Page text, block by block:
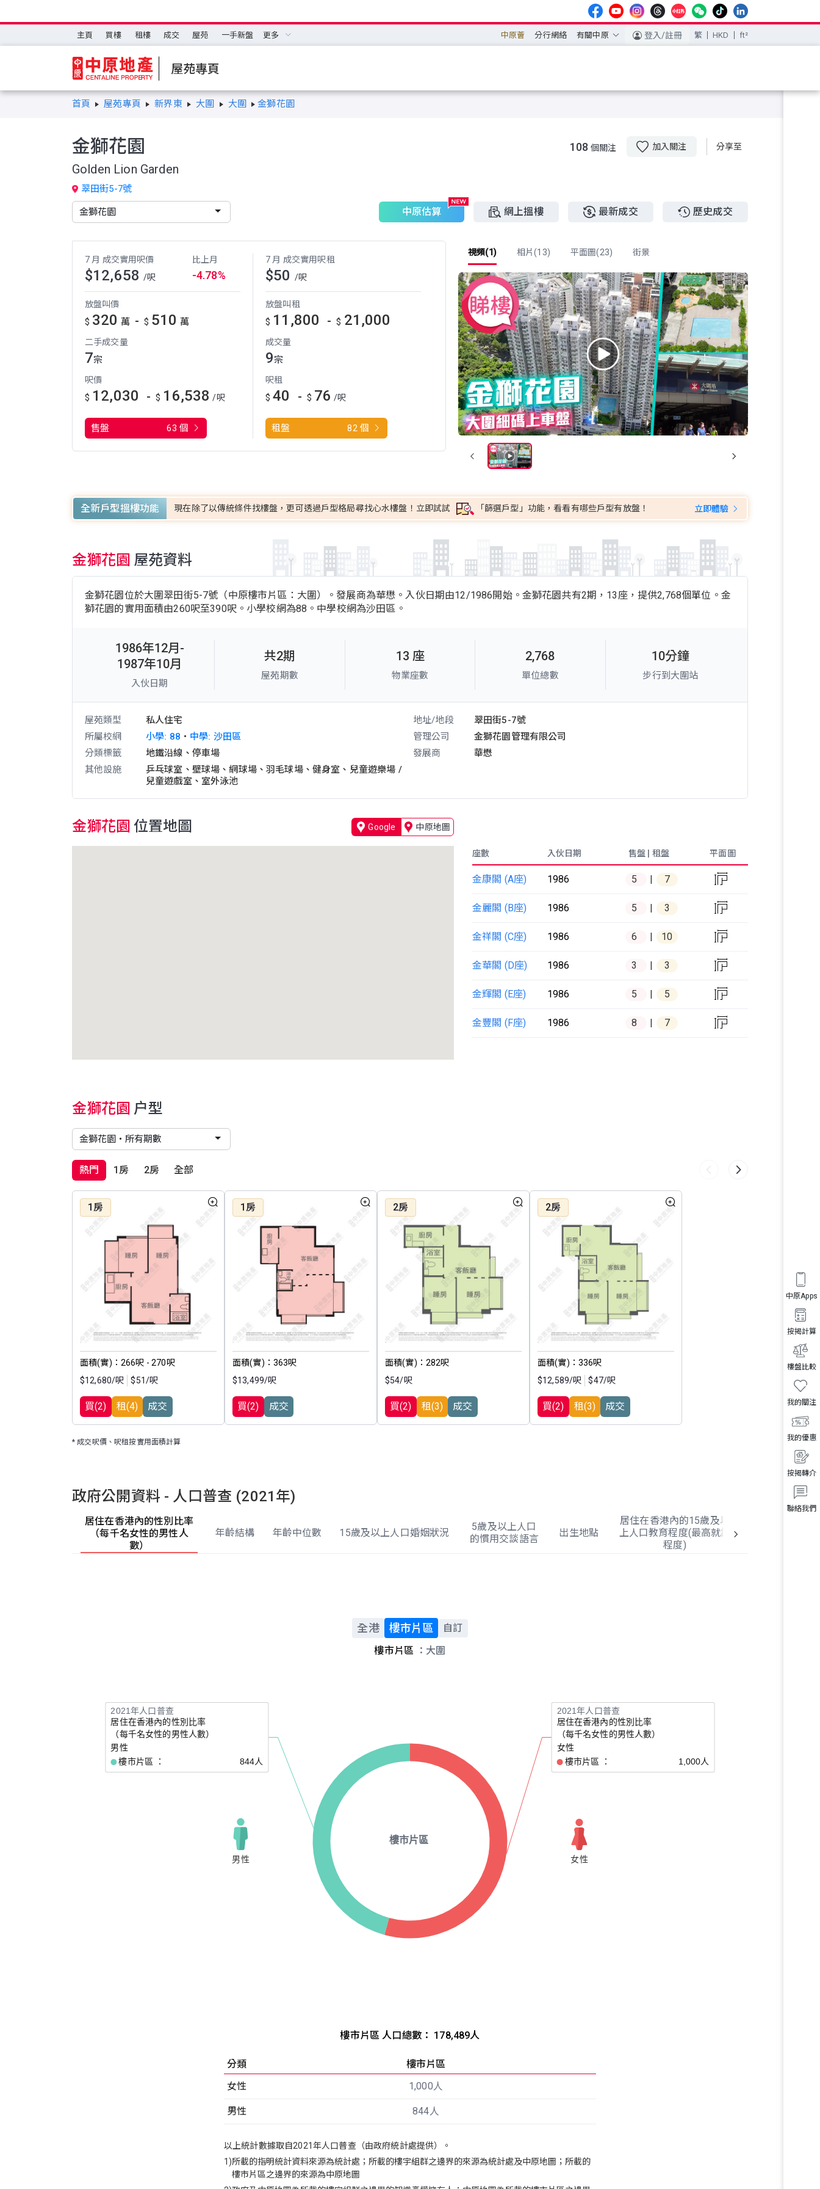
主頁 買樓 租樓 成交 屋苑 一手新盤 更多 中原薈 分行網絡 有關中原 登入/註冊 繁 HKD ft²
屋苑專頁
聯絡我們
按揭轉介
我的優惠
我的關注
樓盤比較
按揭計算
中原Apps
首頁 屋苑專頁 新界東 大圍 大圍 金獅花園
金獅花園
Golden Lion Garden
翠田街5-7號
108 個關注 加入關注 分享至
中原估算 網上搵樓 最新成交 歷史成交
7 月 成交實用呎價
$12,658/呎
比上月
-4.78%
放盤叫價
$ 320 萬 - $ 510 萬
二手成交量
7宗
呎價
$ 12,030 - $ 16,538 /呎
售盤 63 個
7 月 成交實用呎租
$50 /呎
放盤叫租
$ 11,800 - $ 21,000
成交量
9宗
呎租
$ 40 - $ 76 /呎
租盤 82 個
視頻(1) 相片(13) 平面圖(23) 街景
全新戶型搵樓功能 現在除了以傳統條件找樓盤，更可透過戶型格局尋找心水樓盤！立即試試 「篩選戶型」功能，看看有哪些戶型有放盤！ 立即體驗
金獅花園 屋苑資料
金獅花園位於大圍翠田街5-7號（中原樓市片區：大圍）。發展商為華懋。入伙日期由12/1986開始。金獅花園共有2期，13座，提供2,768個單位。金
獅花園的實用面積由260呎至390呎。小學校網為88。中學校網為沙田區。
1986年12月-
1987年10月
入伙日期
共2期
屋苑期數
13 座
物業座數
2,768
單位總數
10分鐘
步行到大圍站
屋苑類型 私人住宅 地址/地段
翠田街5-7號
所屬校網
小學: 88 ・ 中學: 沙田區 管理公司
金獅花園管理有限公司
分類標籤
地鐵沿線、停車場 發展商
華懋
其他設施
乒乓球室、 壁球場、網球場、羽毛球場、 健身室、 兒童遊樂場 /
兒童遊戲室、 室外泳池
金獅花園 位置地圖 Google 中原地圖
座數 入伙日期 售盤 | 租盤 平面圖
金康閣 (A座) 1986 5 7 
金麗閣 (B座) 1986 5 3 
金祥閣 (C座) 1986 6 10 
金華閣 (D座) 1986 3 3 
金輝閣 (E座) 1986 5 5 
金豐閣 (F座) 1986 8 7 
金獅花園 户型
熱門 1房 2房 全部
1房
面積(實)：266呎 - 270呎
$12,680/呎
$51/呎
買(2) 租(4) 成交
1房
面積(實)：363呎
$13,499/呎
買(2) 成交
2房
面積(實)：282呎
$54/呎
買(2) 租(3) 成交
2房
面積(實)：336呎
$12,589/呎
$47/呎
買(2) 租(3) 成交
面積(實)
$52/呎
買(1)
* 成交呎價、呎租按實用面積計算
政府公開資料 - 人口普查 (2021年)
居住在香港內的性別比率
（每千名女性的男性人
數）
年齡結構 年齡中位數 15歲及以上人口婚姻狀況
5歲及以上人口
的慣用交談語言
出生地點
居住在香港內的15歲及以
上人口教育程度(最高就讀
程度)
全港 樓市片區
自訂
樓市片區 ：大圍
樓市片區 人口總數： 178,489人
分類
樓市片區
女性
1,000人
男性 844人
以上統計數據取自2021年人口普查（由政府統計處提供）。
1)所載的指明統計資料來源為統計處；所載的樓宇組群之邊界的來源為統計處及中原地圖；所載的
樓市片區之邊界的來源為中原地圖